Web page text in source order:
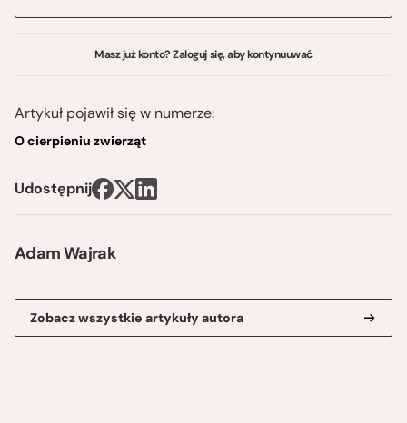
Adam Wajrak
Zobacz wszystkie artykuły autora
Masz już konto? Zaloguj się, aby kontynuuwać
Artykuł pojawił się w numerze:
O cierpieniu zwierząt
Udostępnij